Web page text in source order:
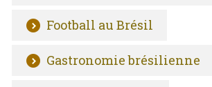
Football au Brésil
Gastronomie brésilienne